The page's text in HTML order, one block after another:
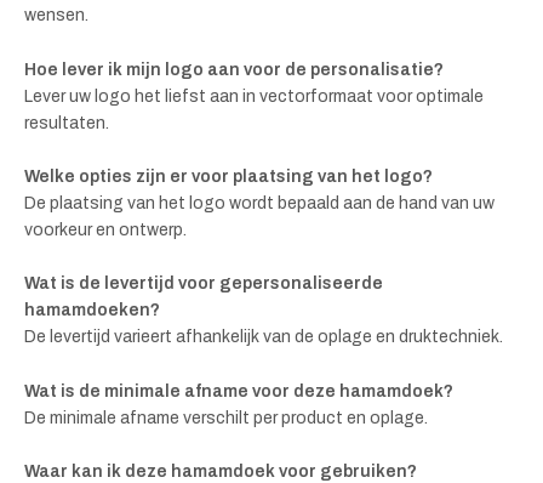
wensen.
Hoe lever ik mijn logo aan voor de personalisatie?
Lever uw logo het liefst aan in vectorformaat voor optimale
resultaten.
Welke opties zijn er voor plaatsing van het logo?
De plaatsing van het logo wordt bepaald aan de hand van uw
voorkeur en ontwerp.
Wat is de levertijd voor gepersonaliseerde
hamamdoeken?
De levertijd varieert afhankelijk van de oplage en druktechniek.
Wat is de minimale afname voor deze hamamdoek?
De minimale afname verschilt per product en oplage.
Waar kan ik deze hamamdoek voor gebruiken?